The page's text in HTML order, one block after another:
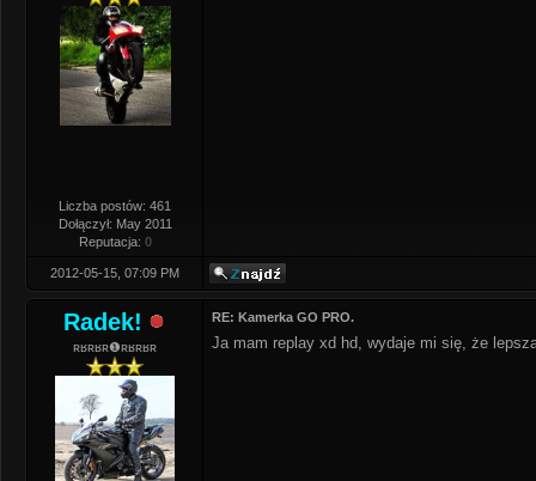
Liczba postów: 461
Dołączył: May 2011
Reputacja: 0
2012-05-15, 07:09 PM
Radek!
ʀʁʀʁʀ❶ʀʁʀʁʀ
RE: Kamerka GO PRO.
Ja mam replay xd hd, wydaje mi się, że